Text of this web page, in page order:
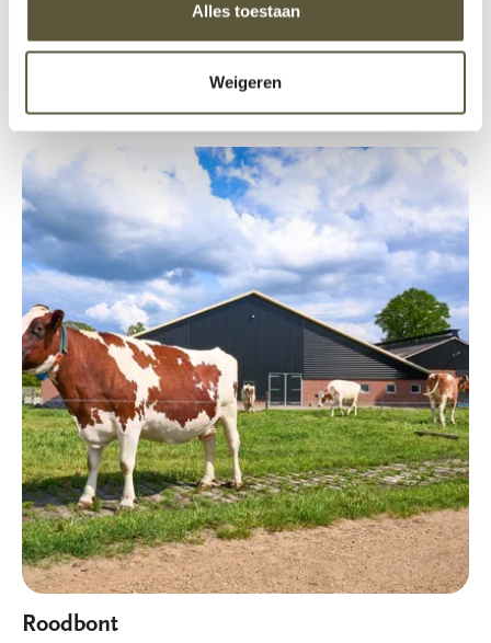
Alles toestaan
Weigeren
verwarmen.
Roodbont